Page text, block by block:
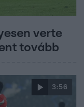
verte
tovább
3:56